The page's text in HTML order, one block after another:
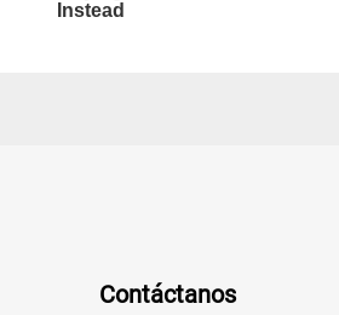
Contáctanos